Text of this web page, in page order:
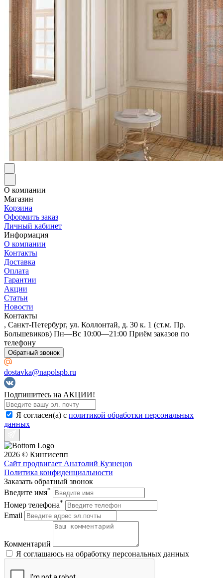
О компании
Магазин
Корзина
Оформить заказ
Личный кабинет
Информация
О компании
Контакты
Доставка
Оплата
Гарантии
Акции
Статьи
Новости
Контакты
, Санкт-Петербург, ул. Коллонтай, д. 30 к. 1 (ст.м. Пр.
Большевиков) Пн—Вс 10:00—21:00 Приём заказов по
телефону
Обратный звонок
dostavka@napolspb.ru
Подпишитесь на АКЦИИ!
Я согласен(a) с политикой обработки персональных
данных
2026 © Кингисепп
Сайт продвигает Анатолий Кузнецов
Политика конфиденциальности
Заказать обратный звонок
Введите имя*
Номер телефона*
Email
Комментарий
Я соглашаюсь на обработку персональных данных